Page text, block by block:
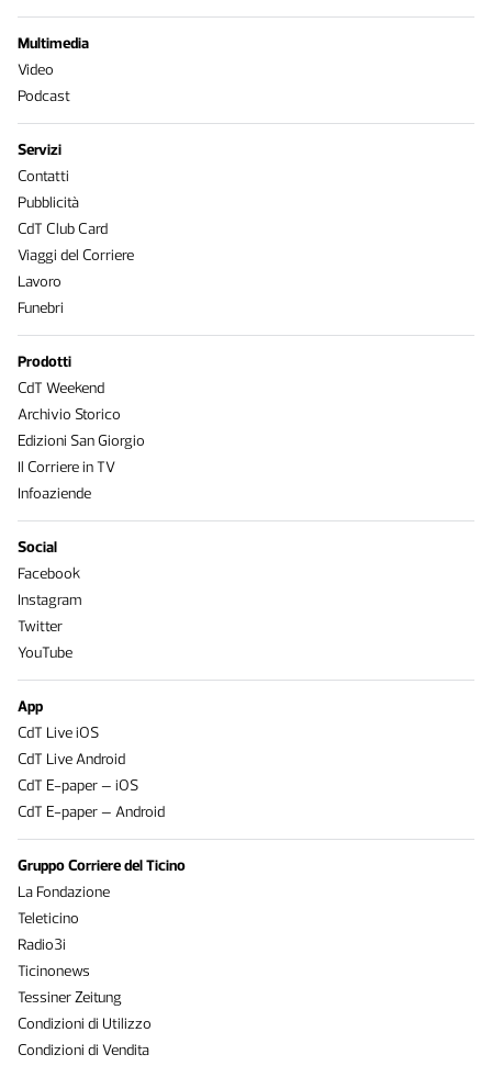
Multimedia
Video
Podcast
Servizi
Contatti
Pubblicità
CdT Club Card
Viaggi del Corriere
Lavoro
Funebri
Prodotti
CdT Weekend
Archivio Storico
Edizioni San Giorgio
Il Corriere in TV
Infoaziende
Social
Facebook
Instagram
Twitter
YouTube
App
CdT Live iOS
CdT Live Android
CdT E-paper – iOS
CdT E-paper – Android
Gruppo Corriere del Ticino
La Fondazione
Teleticino
Radio3i
Ticinonews
Tessiner Zeitung
Condizioni di Utilizzo
Condizioni di Vendita